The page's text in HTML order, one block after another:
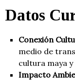
Datos
Conexión
medio de
cultura maya
Impacto